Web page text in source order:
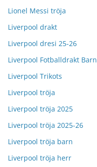
Lionel Messi tröja
Liverpool drakt
Liverpool dresi 25-26
Liverpool Fotballdrakt Barn
Liverpool Trikots
Liverpool tröja
Liverpool tröja 2025
Liverpool tröja 2025-26
Liverpool tröja barn
Liverpool tröja herr